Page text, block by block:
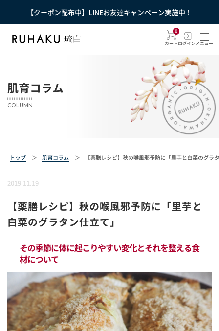
【クーポン配布中】LINEお友達キャンペーン実施中！
0
カートログインメニュー
肌育コラム
COLUMN
トップ ＞ 肌育コラム ＞ 【薬膳レシピ】秋の喉風邪予防に「里芋と白菜のグラ
2019.11.19
【薬膳レシピ】秋の喉風邪予防に「里芋と
白菜のグラタン仕立て」
その季節に体に起こりやすい変化とそれを整える食
材について